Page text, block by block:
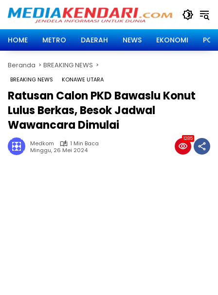
HOME
METRO DAERAH NEWS EKONOMI
Beranda BREAKING NEWS
BREAKING NEWS KONAWE UTARA
Ratusan Calon PKD Bawaslu Konut
Lulus Berkas, Besok Jadwal
Wawancara Dimulai
Medkom
1 Min Baca
Minggu, 26 Mei 2024
1285